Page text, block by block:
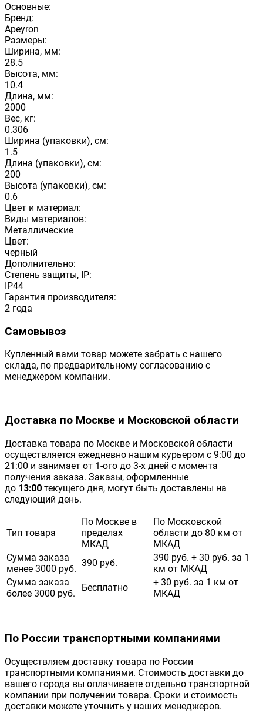
Основные:
Бренд:
Apeyron
Размеры:
Ширина, мм:
28.5
Высота, мм:
10.4
Длина, мм:
2000
Вес, кг:
0.306
Ширина (упаковки), см:
1.5
Длина (упаковки), см:
200
Высота (упаковки), см:
0.6
Цвет и материал:
Виды материалов:
Металлические
Цвет:
черный
Дополнительно:
Степень защиты, IP:
IP44
Гарантия производителя:
2 года
Самовывоз
Купленный вами товар можете забрать с нашего
склада, по предварительному согласованию с
менеджером компании.
Доставка по Москве и Московской области
Доставка товара по Москве и Московской области
осуществляется ежедневно нашим курьером с 9:00 до
21:00 и занимает от 1-ого до 3-х дней с момента
получения заказа. Заказы, оформленные
до 13:00 текущего дня, могут быть доставлены на
следующий день.
Тип товара
По Москве в
пределах
МКАД
По Московской
области до 80 км от
МКАД
Сумма заказа
менее 3000 руб.
390 руб.
390 руб. + 30 руб. за 1
км от МКАД
Сумма заказа
более 3000 руб.
Бесплатно
+ 30 руб. за 1 км от
МКАД
По России транспортными компаниями
Осуществляем доставку товара по России
транспортными компаниями. Стоимость доставки до
вашего города вы оплачиваете отдельно транспортной
компании при получении товара. Сроки и стоимость
доставки можете уточнить у наших менеджеров.